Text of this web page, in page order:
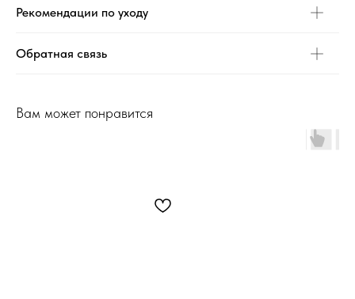
Рекомендации по уходу
Обратная связь
Вам может понравится